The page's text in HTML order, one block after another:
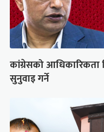
कांग्रेसको आधिकारिकता
सुनुवाइ गर्ने